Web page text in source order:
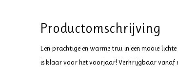
Productomschrijving
Een prachtige en warme trui in een mooie
is klaar voor het voorjaar! Verkrijgbaar vanaf